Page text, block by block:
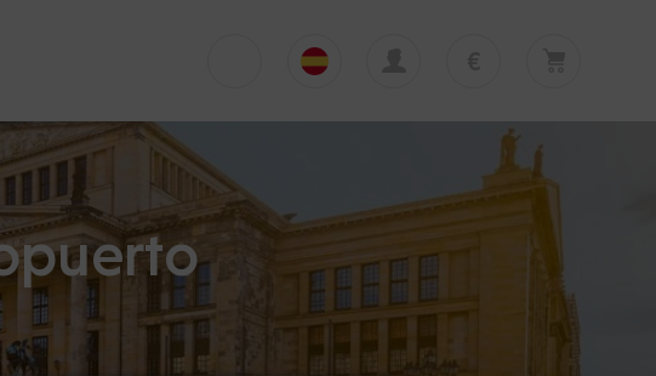
Italiano
EUR
£ GBP
Su cesta está vacía
Su cesta está vacía. Añadir primera excursión
o traslado